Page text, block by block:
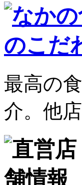
最高の
介。他